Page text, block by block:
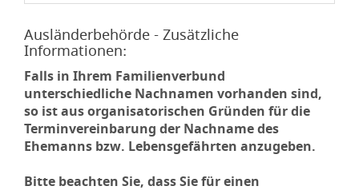
Ausländerbehörde - Zusätzliche
Informationen:
Falls in Ihrem Familienverbund
unterschiedliche Nachnamen vorhanden sind,
so ist aus organisatorischen Gründen für die
Terminvereinbarung der Nachname des
Ehemanns bzw. Lebensgefährten anzugeben.
Bitte beachten Sie, dass Sie für einen